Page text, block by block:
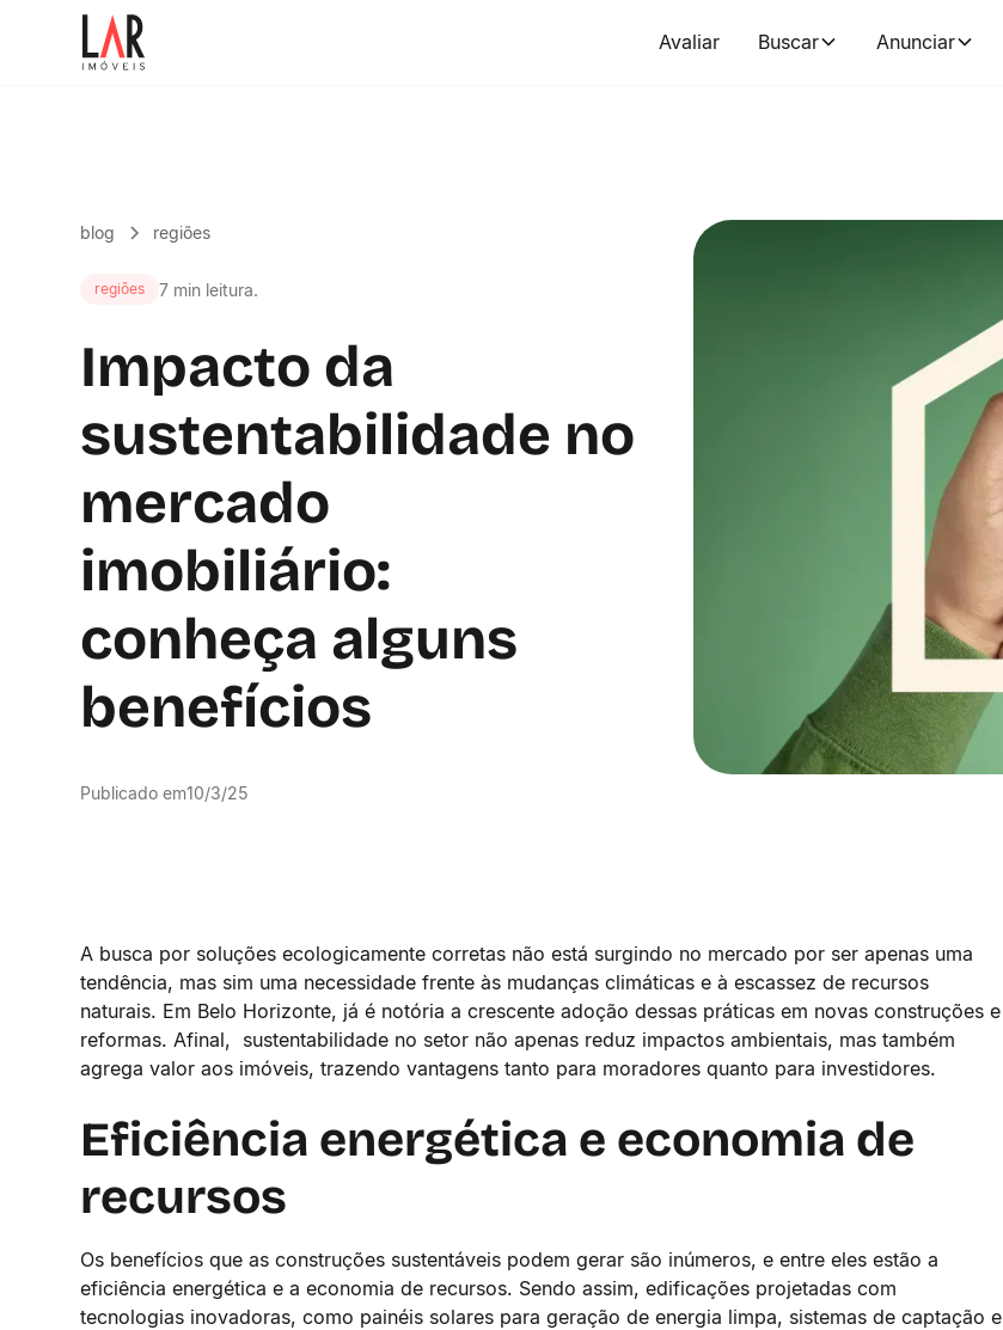
Avaliar Buscar Anunciar
blog regiões
regiões 7 min leitura.
Impacto da
sustentabilidade no
mercado
imobiliário:
conheça alguns
benefícios
Publicado em10/3/25
A busca por soluções ecologicamente corretas não está surgindo no mercado por ser apenas uma
tendência, mas sim uma necessidade frente às mudanças climáticas e à escassez de recursos
naturais. Em Belo Horizonte, já é notória a crescente adoção dessas práticas em novas construções e
reformas. Afinal, sustentabilidade no setor não apenas reduz impactos ambientais, mas também
agrega valor aos imóveis, trazendo vantagens tanto para moradores quanto para investidores.
Eficiência energética e economia de
recursos
Os benefícios que as construções sustentáveis podem gerar são inúmeros, e entre eles estão a
eficiência energética e a economia de recursos. Sendo assim, edificações projetadas com
tecnologias inovadoras, como painéis solares para geração de energia limpa, sistemas de captação e